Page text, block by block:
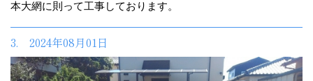
本大網に則って工事しております。
3. 2024年08月01日